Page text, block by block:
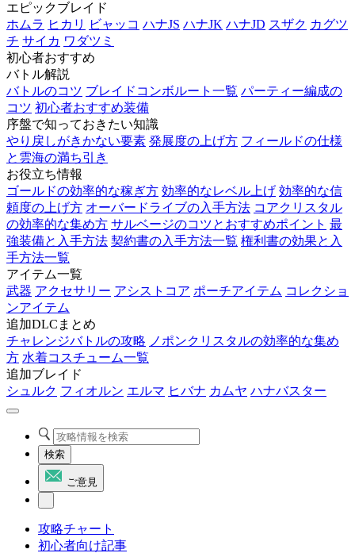
エピックブレイド
ホムラ ヒカリ ビャッコ ハナJS ハナJK ハナJD スザク カグツ
チ サイカ ワダツミ
初心者おすすめ
バトル解説
バトルのコツ ブレイドコンボルート一覧 パーティー編成の
コツ 初心者おすすめ装備
序盤で知っておきたい知識
やり戻しがきかない要素 発展度の上げ方 フィールドの仕様
と雲海の満ち引き
お役立ち情報
ゴールドの効率的な稼ぎ方 効率的なレベル上げ 効率的な信
頼度の上げ方 オーバードライブの入手方法 コアクリスタル
の効率的な集め方 サルベージのコツとおすすめポイント 最
強装備と入手方法 契約書の入手方法一覧 権利書の効果と入
手方法一覧
アイテム一覧
武器 アクセサリー アシストコア ポーチアイテム コレクショ
ンアイテム
追加DLCまとめ
チャレンジバトルの攻略 ノポンクリスタルの効率的な集め
方 水着コスチューム一覧
追加ブレイド
シュルク フィオルン エルマ ヒバナ カムヤ ハナバスター
検索
ご意見
攻略チャート
初心者向け記事